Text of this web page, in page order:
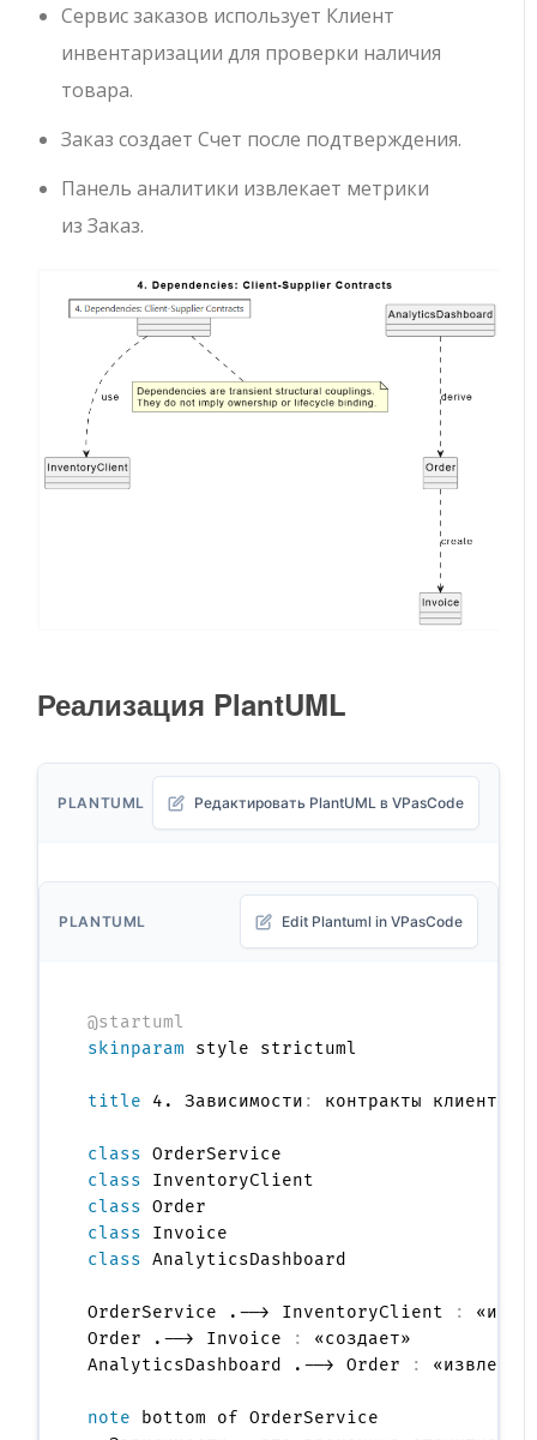
Сервис заказов использует Клиент
инвентаризации для проверки наличия
товара.
Заказ создаетСчет после подтверждения.
Панель аналитики извлекает метрики
изЗаказ.
Реализация PlantUML
PLANTUML Редактировать PlantUML в VPasCode
PLANTUML Edit Plantuml in VPasCode
@startuml
skinparam style strictuml
title 4. Зависимости : контракты клиента и
class
class
class
class
class AnalyticsDashboard
OrderService .--> InventoryClient :
Order .--> Invoice
:
«создает»
AnalyticsDashboard .--> Order
:
note bottom of OrderService